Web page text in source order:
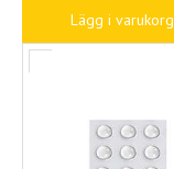
Lägg i varukorg